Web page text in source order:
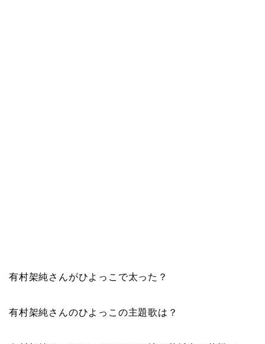
有村架純さんがひよっこで太った ？
有村架純さんのひよっこの主題歌は ？